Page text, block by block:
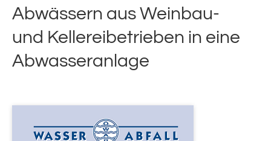
Abwässern aus Weinbau-
und Kellereibetrieben in eine
Abwasseranlage